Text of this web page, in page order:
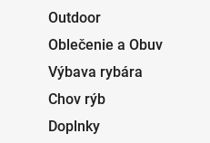
Outdoor
Oblečenie a Obuv
Výbava rybára
Chov rýb
Doplnky